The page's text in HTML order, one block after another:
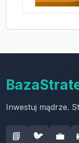
Inwestuj mądrze.
📘 🐦 💼